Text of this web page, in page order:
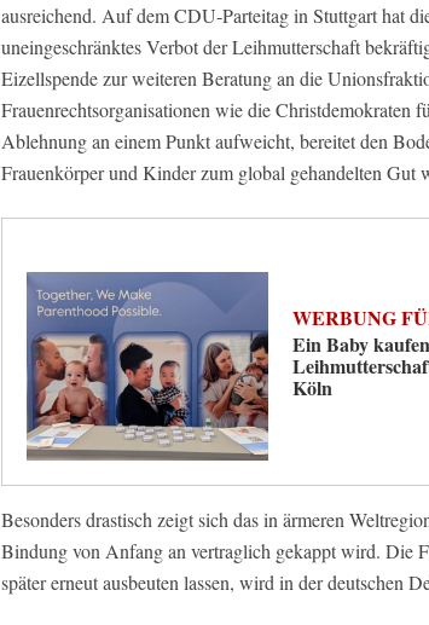
ausreichend. Auf dem CDU‑Parteitag in Stuttgart hat
uneingeschränktes Verbot der Leihmutterschaft
Eizellspende zur weiteren Beratung an die
Frauenrechtsorganisationen wie die Christdemokraten
Ablehnung an einem Punkt aufweicht, bereitet den
Frauenkörper und Kinder zum global gehandelten Gut
WERBUNG
Ein Baby
Köln
Besonders drastisch zeigt sich das in ärmeren
Bindung von Anfang an vertraglich gekappt wird. Die
später erneut ausbeuten lassen, wird in der deutschen